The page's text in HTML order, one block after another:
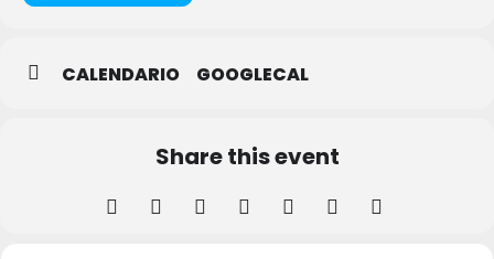
CALENDARIO GOOGLECAL
Share this event